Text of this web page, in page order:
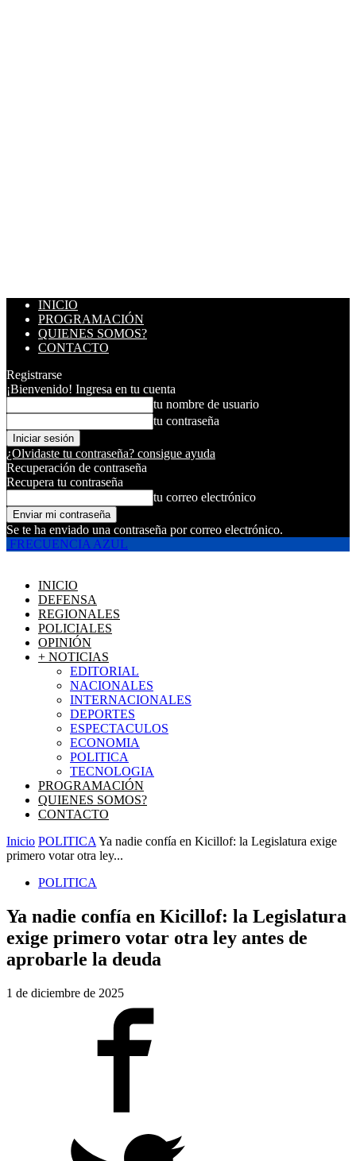
INICIO
PROGRAMACIÓN
QUIENES SOMOS?
CONTACTO
Registrarse
¡Bienvenido! Ingresa en tu cuenta
tu nombre de usuario
tu contraseña
¿Olvidaste tu contraseña? consigue ayuda
Recuperación de contraseña
Recupera tu contraseña
tu correo electrónico
Se te ha enviado una contraseña por correo electrónico.
FRECUENCIA AZUL
INICIO
DEFENSA
REGIONALES
POLICIALES
OPINIÓN
+ NOTICIAS
EDITORIAL
NACIONALES
INTERNACIONALES
DEPORTES
ESPECTACULOS
ECONOMIA
POLITICA
TECNOLOGIA
PROGRAMACIÓN
QUIENES SOMOS?
CONTACTO
Inicio POLITICA Ya nadie confía en Kicillof: la Legislatura exige
primero votar otra ley...
POLITICA
Ya nadie confía en Kicillof: la Legislatura
exige primero votar otra ley antes de
aprobarle la deuda
1 de diciembre de 2025